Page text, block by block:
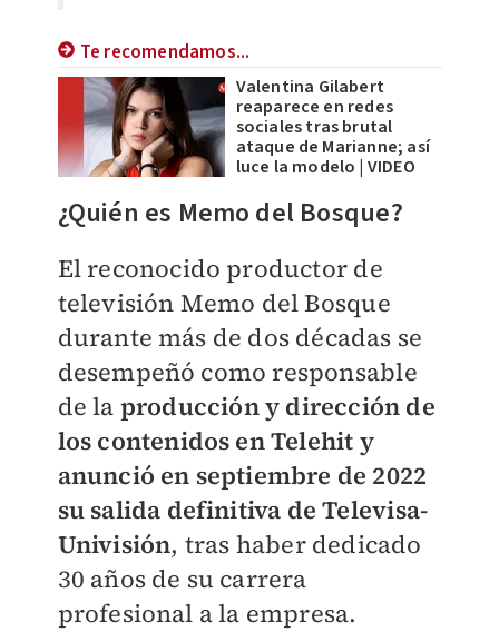
Te recomendamos...
Valentina Gilabert
reaparece en redes
sociales tras brutal
ataque de Marianne; así
luce la modelo | VIDEO
¿Quién es Memo del Bosque?
El reconocido productor de
televisión Memo del Bosque
durante más de dos décadas se
desempeñó como responsable
de la producción y dirección de
los contenidos en Telehit y
anunció en septiembre de 2022
su salida definitiva de Televisa-
Univisión, tras haber dedicado
30 años de su carrera
profesional a la empresa.